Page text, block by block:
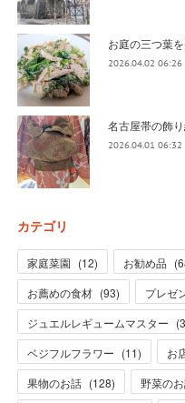
お庭の三つ葉
2026.04.02 06:26
名古屋帯の飾
2026.04.01 06:32
カテゴリ
家庭菜園 (12) お勧め品 (
お薦めの食材 (93) プレゼ
ジュエルレギュームマスター (3
ベジフルフラワー (11) お
果物のお話 (128) 野菜の